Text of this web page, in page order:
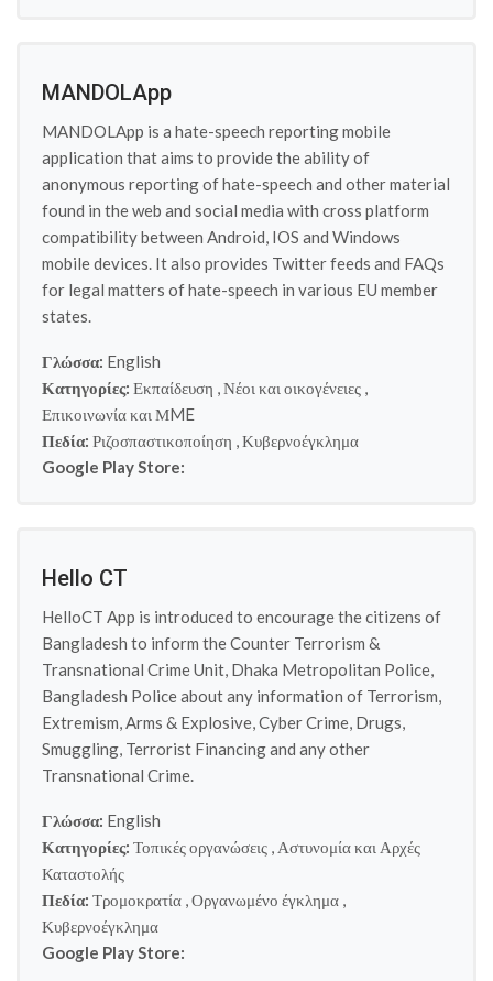
MANDOLApp
MANDOLApp is a hate-speech reporting mobile
application that aims to provide the ability of
anonymous reporting of hate-speech and other material
found in the web and social media with cross platform
compatibility between Android, IOS and Windows
mobile devices. It also provides Twitter feeds and FAQs
for legal matters of hate-speech in various EU member
states.
Γλώσσα: English
Κατηγορίες: Εκπαίδευση ,Νέοι και οικογένειες ,
Επικοινωνία και ΜME
Πεδία: Ριζοσπαστικοποίηση ,Κυβερνοέγκλημα
Google Play Store:
Hello CT
HelloCT App is introduced to encourage the citizens of
Bangladesh to inform the Counter Terrorism &
Transnational Crime Unit, Dhaka Metropolitan Police,
Bangladesh Police about any information of Terrorism,
Extremism, Arms & Explosive, Cyber Crime, Drugs,
Smuggling, Terrorist Financing and any other
Transnational Crime.
Γλώσσα: English
Κατηγορίες: Τοπικές οργανώσεις , Αστυνομία και Αρχές
Καταστολής
Πεδία: Τρομοκρατία ,Οργανωμένο έγκλημα ,
Κυβερνοέγκλημα
Google Play Store: